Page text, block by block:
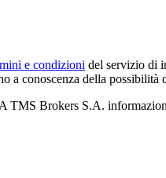
e condizioni del servizio di
a conoscenza della
TMS Brokers S.A.